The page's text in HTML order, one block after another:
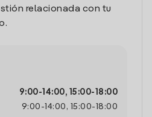
relacionada con tu
9:00- 14:00, 15:00- 18:00
9:00 - 14:00 , 15:00- 18:00